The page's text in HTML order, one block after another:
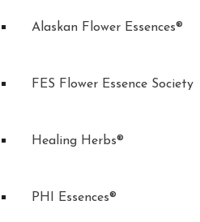
Alaskan Flower Essences®
FES Flower Essence Society
Healing Herbs®
PHI Essences®